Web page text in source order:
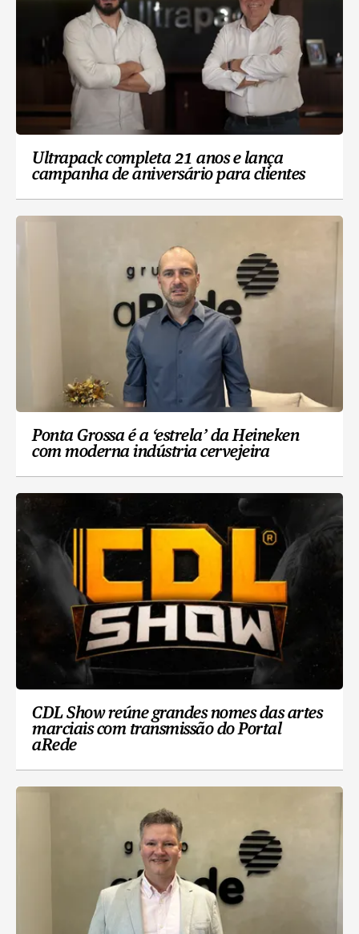
Ultrapack completa 21 anos e lança
campanha de aniversário para clientes
Ponta Grossa é a ‘estrela’ da Heineken
com moderna indústria cervejeira
CDL Show reúne grandes nomes das artes
marciais com transmissão do Portal
aRede